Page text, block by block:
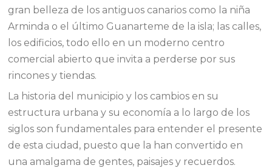
gran belleza de los antiguos canarios como la niña
Arminda o el último Guanarteme de la isla; las calles,
los edificios, todo ello en un moderno centro
comercial abierto que invita a perderse por sus
rincones y tiendas.
La historia del municipio y los cambios en su
estructura urbana y su economía a lo largo de los
siglos son fundamentales para entender el presente
de esta ciudad, puesto que la han convertido en
una amalgama de gentes, paisajes y recuerdos.